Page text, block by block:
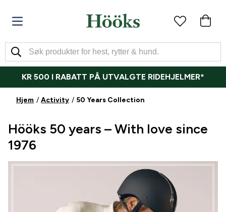
KR 500 I RABATT PÅ UTVALGTE RIDEHJELMER*
Hjem Activity 50 Years Collection
Hööks 50 years – With love since
1976